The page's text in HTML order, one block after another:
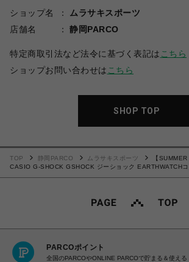
ショップ名
ムラサキスポーツ
店舗名
静岡PARCO
特定商取引法など法令に基づく表記は こちら
ショップお問い合わせは こちら
SHOP TOP
TOP 静岡PARCO ムラサキスポーツ
【
CASIO G-SHOCK GSHOCK ジーショック EARTHWATCH
PARCOポイント
全国のPARCOやONLINE PARCOで貯まる＆使える